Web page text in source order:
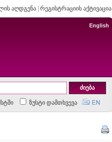
აღდგენა| რეგისტრაციის აქტივაცია
English
ზუსტი დამთხვევა